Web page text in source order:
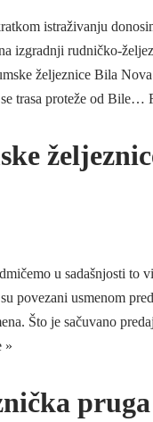
istraživanju
izgradnji rudničko-
željeznice Bila
trasa proteže od Bile…
u sadašnjosti to
povezani usmenom
Što je sačuvano
»